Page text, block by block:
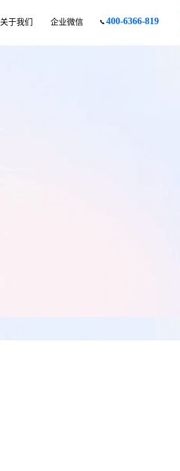
关于我们 企业微信 400-6366-819